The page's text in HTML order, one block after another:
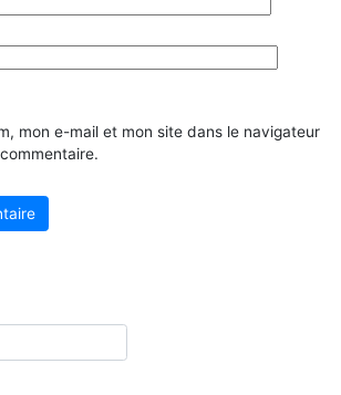
mon e-mail et mon site dans le navigateur